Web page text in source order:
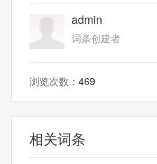
admin
词条创建者
浏览次数： 469
相关词条